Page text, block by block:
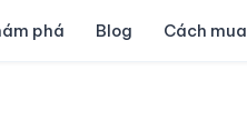
phá Blog Cách mua